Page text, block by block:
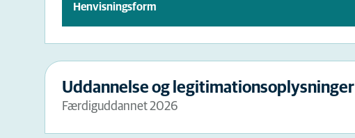
Henvisningsform
Uddannelse og legitimationsoplysninger
Færdiguddannet 2026